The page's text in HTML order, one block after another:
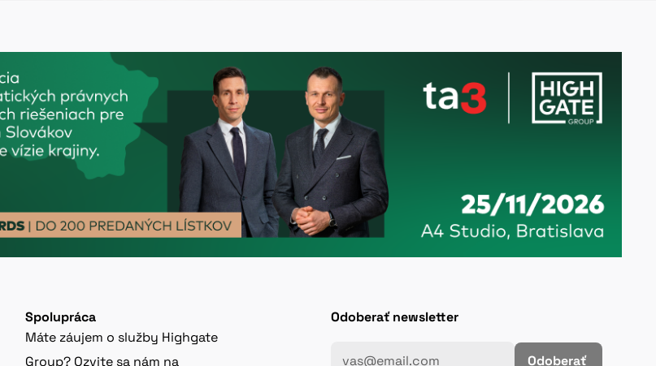
Spolupráca
Máte záujem o služby Highgate
Group? Ozvite sa nám na
Odoberať newsletter
Odoberať